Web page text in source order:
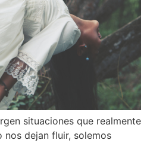
situaciones que realmente
nos dejan fluir, solemos